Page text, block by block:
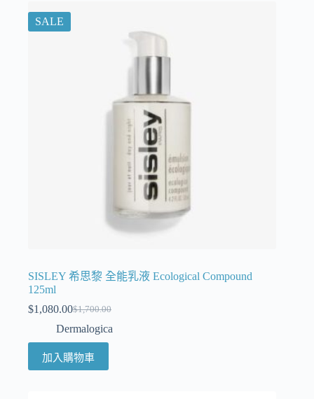
SALE
SISLEY 希思黎 全能乳液 Ecological Compound
125ml
$1,700.00
$1,080.00
Dermalogica
加入購物車